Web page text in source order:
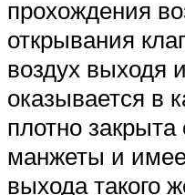
прохождения
открывания
воздух выходя
оказывается в
плотно
манжеты и
выхода такого